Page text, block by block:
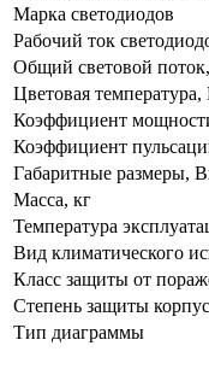
Марка светодиодов
Рабочий ток
Общий световой
Цветовая температура,
Коэффициент
Коэффициент
Габаритные размеры,
Масса, кг
Температура
Вид климатического
Класс защиты от
Степень защиты
Тип диаграммы